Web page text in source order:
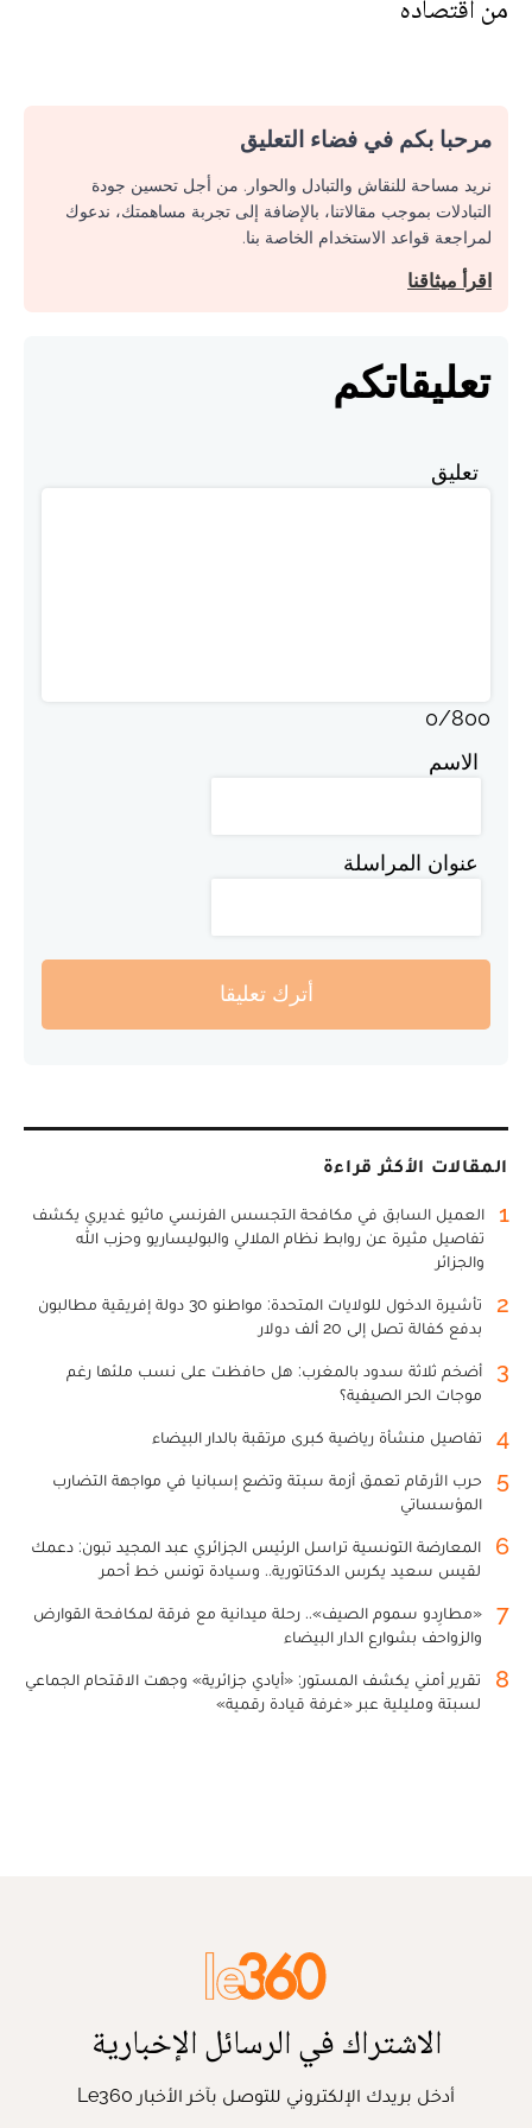
من اقتصاده
مرحبا بكم في فضاء التعليق
نريد مساحة للنقاش والتبادل والحوار. من أجل تحسين جودة
التبادلات بموجب مقالاتنا، بالإضافة إلى تجربة مساهمتك، ندعوك
لمراجعة قواعد الاستخدام الخاصة بنا.
اقرأ ميثاقنا
تعليقاتكم
تعليق
0/800
الاسم
عنوان المراسلة
أترك تعليقا
المقالات الأكثر قراءة
1
العميل السابق في مكافحة التجسس الفرنسي ماثيو غديري يكشف
تفاصيل مثيرة عن روابط نظام الملالي والبوليساريو وحزب الله
والجزائر
2
تأشيرة الدخول للولايات المتحدة: مواطنو 30 دولة إفريقية مطالبون
بدفع كفالة تصل إلى 20 ألف دولار
3
أضخم ثلاثة سدود بالمغرب: هل حافظت على نسب ملئها رغم
موجات الحر الصيفية؟
4 تفاصيل منشأة رياضية كبرى مرتقبة بالدار البيضاء
5
حرب الأرقام تعمق أزمة سبتة وتضع إسبانيا في مواجهة التضارب
المؤسساتي
6
المعارضة التونسية تراسل الرئيس الجزائري عبد المجيد تبون: دعمك
لقيس سعيد يكرس الدكتاتورية.. وسيادة تونس خط أحمر
7
«مطارِدو سموم الصيف».. رحلة ميدانية مع فرقة لمكافحة القوارض
والزواحف بشوارع الدار البيضاء
8
تقرير أمني يكشف المستور: «أيادي جزائرية» وجهت الاقتحام الجماعي
لسبتة ومليلية عبر «غرفة قيادة رقمية»
الاشتراك في الرسائل الإخبارية
أدخل بريدك الإلكتروني للتوصل بآخر الأخبار Le360